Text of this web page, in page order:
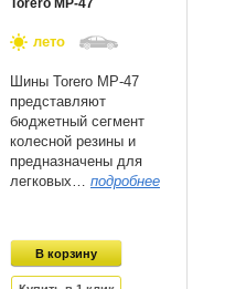
Torero MP-47
лето
Шины Torero MP-47
представляют
бюджетный сегмент
колесной резины и
предназначены для
легковых… подробнее